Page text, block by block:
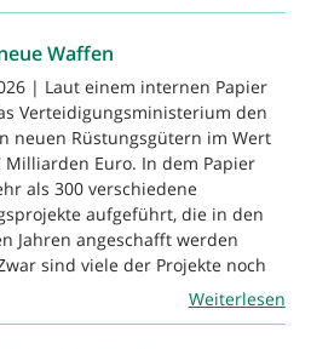
Waffen
| Laut einem internen Papier
Verteidigungsministerium den
neuen Rüstungsgütern im Wert
Milliarden Euro. In dem Papier
als 300 verschiedene
aufgeführt, die in den
Jahren angeschafft werden
sind viele der Projekte noch
Weiterlesen